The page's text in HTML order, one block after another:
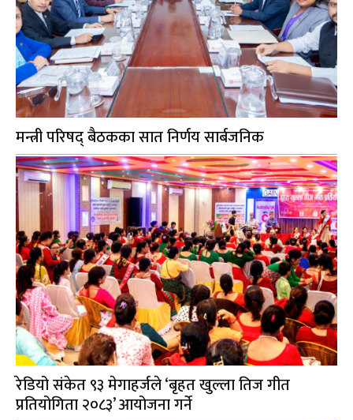
मन्त्री परिषद् बैठकका सात निर्णय सार्बजनिक
रेडियो संकेत ९३ मेगाहर्जले ‘बृहत खुल्ला तिज गीत
प्रतियोगिता २०८३’ आयोजना गर्ने